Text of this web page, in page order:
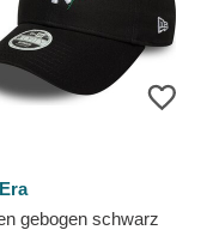
gebogen schwarz